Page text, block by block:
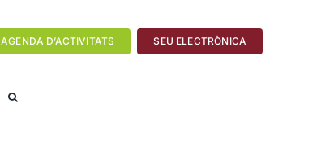
AGENDA D’ACTIVITATS SEU ELECTRÒNICA